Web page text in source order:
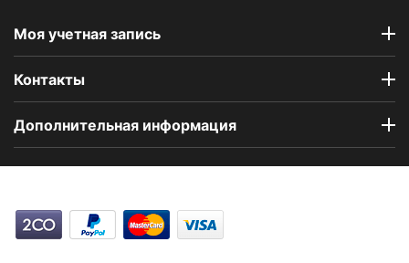
Моя учетная запись
Контакты
Дополнительная информация